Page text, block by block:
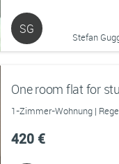
SG
Stefan
One room flat for
1-Zimmer-Wohnung |
420 €